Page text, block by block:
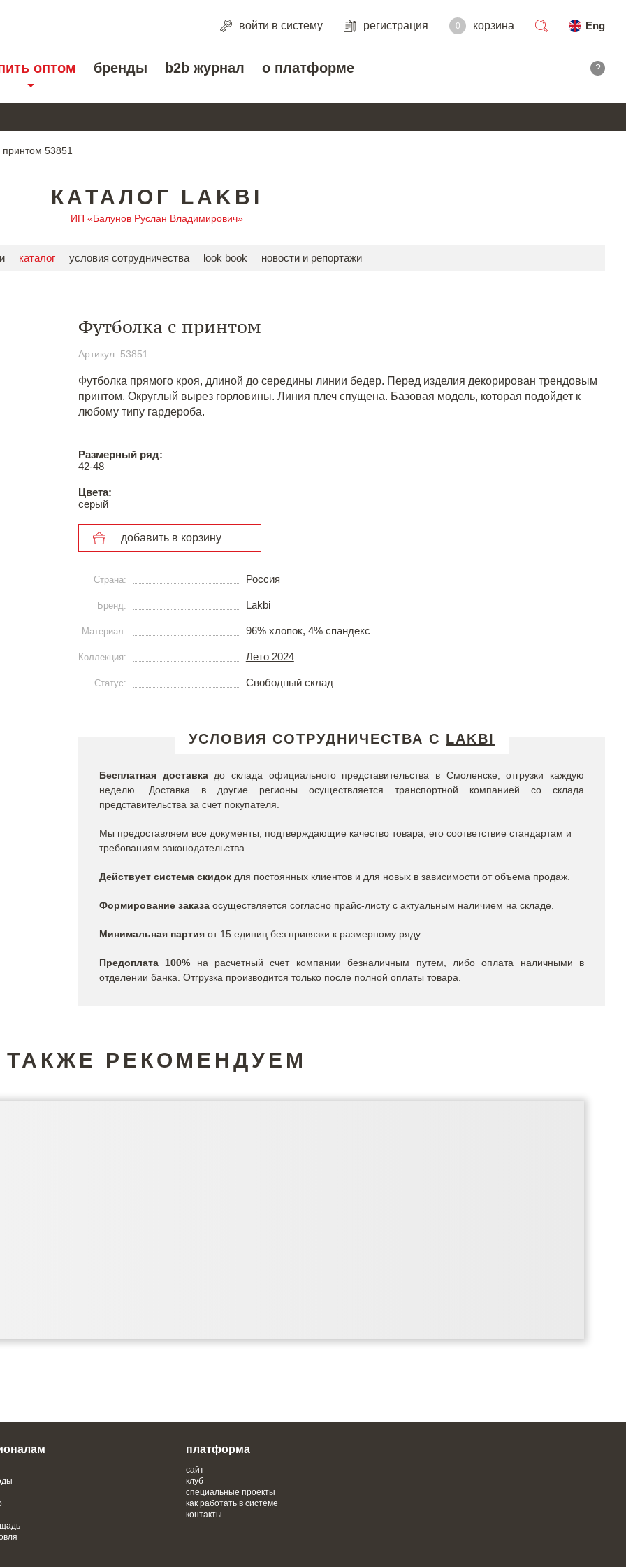
войти в систему регистрация 0 корзина
Eng
оптом бренды b2b журнал о платформе ?
принтом 53851
КАТАЛОГ LAKBI
ИП «Балунов Руслан Владимирович»
каталог условия сотрудничества look book новости и репортажи
Футболка с принтом
Артикул: 53851
Футболка прямого кроя, длиной до середины линии бедер. Перед изделия декорирован трендовым
принтом. Округлый вырез горловины. Линия плеч спущена. Базовая модель, которая подойдет к
любому типу гардероба.
Размерный ряд:
42-48
Цвета:
серый
добавить в корзину
Страна: Россия
Бренд: Lakbi
Материал: 96% хлопок, 4% спандекс
Коллекция: Лето 2024
Статус: Свободный склад
УСЛОВИЯ СОТРУДНИЧЕСТВА С LAKBI
Бесплатная доставкадо склада официального представительства в Смоленске, отгрузки каждую
неделю. Доставка в другие регионы осуществляется транспортной компанией со склада
представительства за счет покупателя.
Мы предоставляем все документы, подтверждающие качество товара, его соответствие стандартам и
требованиям законодательства.
Действует система скидок для постоянных клиентов и для новых в зависимости от объема продаж.
Формирование заказа осуществляется согласно прайс-листу с актуальным наличием на складе.
Минимальная партия от 15 единиц без привязки к размерному ряду.
Предоплата 100% на расчетный счет компании безналичным путем, либо оплата наличными в
отделении банка. Отгрузка производится только после полной оплаты товара.
ТАКЖЕ РЕКОМЕНДУЕМ
платформа
сайт
клуб
специальные проекты
как работать в системе
контакты